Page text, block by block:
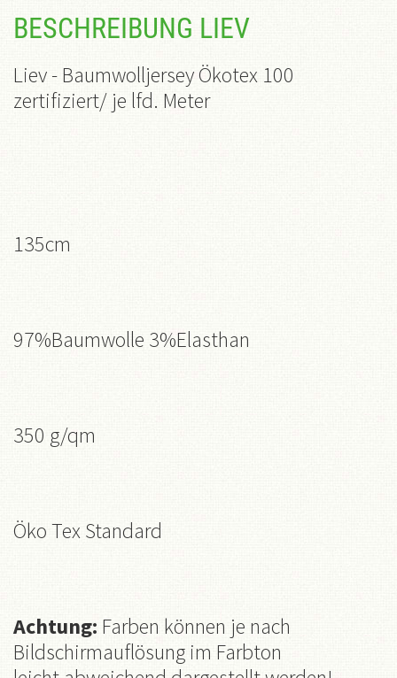
BESCHREIBUNG LIEV
Liev- Baumwolljersey Ökotex 100
zertifiziert/ je lfd. Meter
135cm
97%Baumwolle 3%Elasthan
350 g/qm
Öko Tex Standard
Achtung: Farben können je nach
Bildschirmauflösung im Farbton